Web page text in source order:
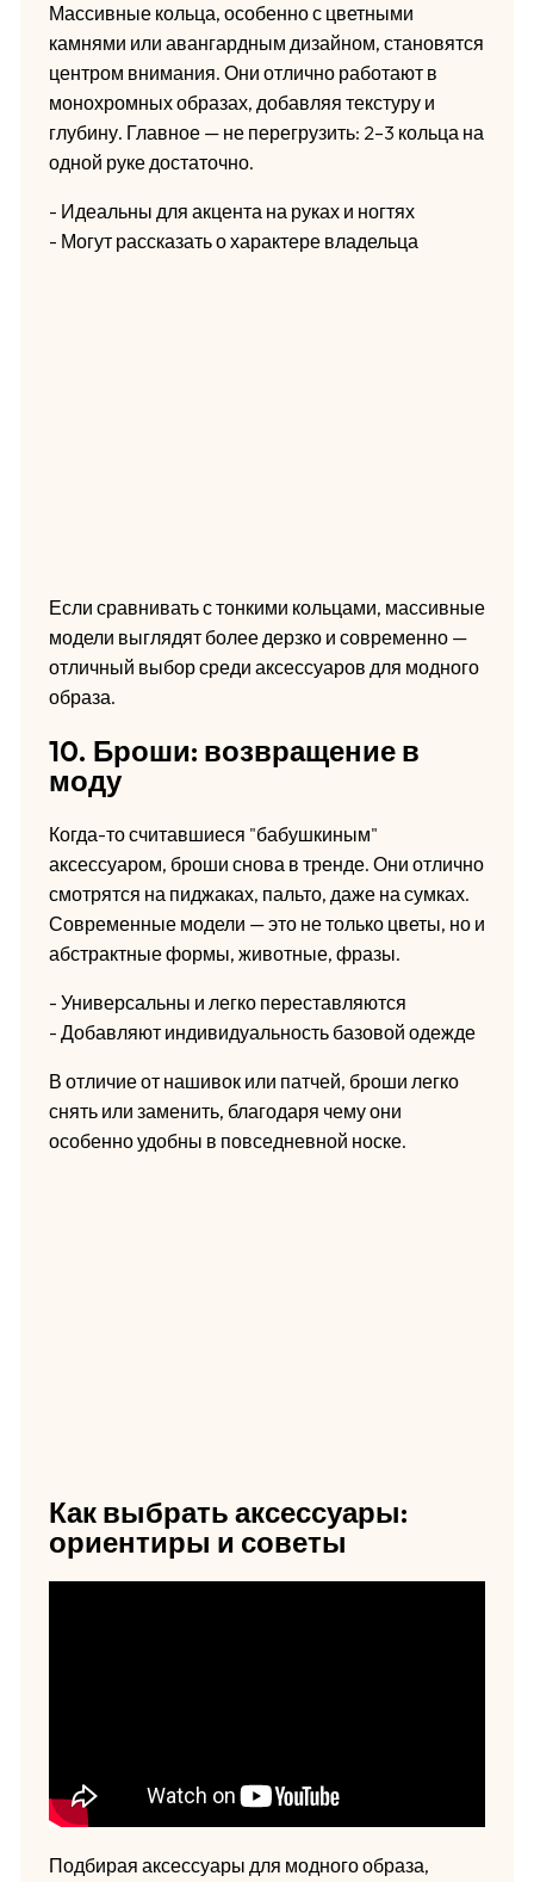
Массивные кольца, особенно с цветными
камнями или авангардным дизайном, становятся
центром внимания. Они отлично работают в
монохромных образах, добавляя текстуру и
глубину. Главное — не перегрузить: 2–3 кольца на
одной руке достаточно.
- Идеальны для акцента на руках и ногтях
- Могут рассказать о характере владельца
Если сравнивать с тонкими кольцами, массивные
модели выглядят более дерзко и современно —
отличный выбор среди аксессуаров для модного
образа.
10. Броши: возвращение в
моду
Когда-то считавшиеся "бабушкиным"
аксессуаром, броши снова в тренде. Они отлично
смотрятся на пиджаках, пальто, даже на сумках.
Современные модели — это не только цветы, но и
абстрактные формы, животные, фразы.
- Универсальны и легко переставляются
- Добавляют индивидуальность базовой одежде
В отличие от нашивок или патчей, броши легко
снять или заменить, благодаря чему они
особенно удобны в повседневной носке.
Как выбрать аксессуары:
ориентиры и советы
Подбирая аксессуары для модного образа,